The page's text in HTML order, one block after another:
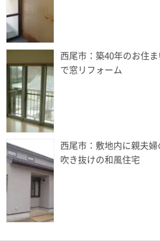
西尾市：築40年のお住
で窓リフォーム
西尾市：敷地内に親夫
吹き抜けの和風住宅